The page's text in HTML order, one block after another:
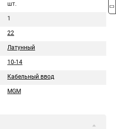
шт.
1
22
Латунный
10-14
Кабельный ввод
МGM